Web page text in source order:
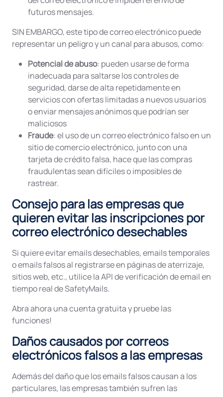
futuros mensajes.
SIN EMBARGO, este tipo de correo electrónico puede
representar un peligro y un canal para abusos, como:
Potencial de abuso: pueden usarse de forma
inadecuada para saltarse los controles de
seguridad, darse de alta repetidamente en
servicios con ofertas limitadas a nuevos usuarios
o enviar mensajes anónimos que podrían ser
maliciosos
Fraude: el uso de un correo electrónico falso en un
sitio de comercio electrónico, junto con una
tarjeta de crédito falsa, hace que las compras
fraudulentas sean difíciles o imposibles de
rastrear.
Consejo para las empresas que
quieren evitar las inscripciones por
correo electrónico desechables
Si quiere evitar emails desechables, emails temporales
o emails falsos al registrarse en páginas de aterrizaje,
sitios web, etc., utilice la API de verificación de email en
tiempo real de SafetyMails.
Abra ahora una cuenta gratuita y pruebe las
funciones!
Daños causados por correos
electrónicos falsos a las empresas
Además del daño que los emails falsos causan a los
particulares, las empresas también sufren las